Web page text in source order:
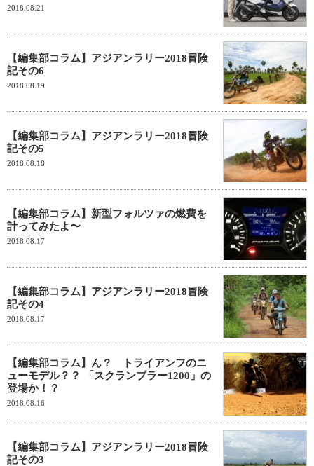
2018.08.21
【編集部コラム】アジアンラリー2018冒険
記その6
2018.08.19
【編集部コラム】アジアンラリー2018冒険
記その5
2018.08.18
【編集部コラム】新型フォルツァの燃費を
計ってみたよ〜
2018.08.17
【編集部コラム】アジアンラリー2018冒険
記その4
2018.08.17
【編集部コラム】ん？ トライアンフのニ
ューモデル？？ 「スクランブラー1200」の
登場か！？
2018.08.16
【編集部コラム】アジアンラリー2018冒険
記その3